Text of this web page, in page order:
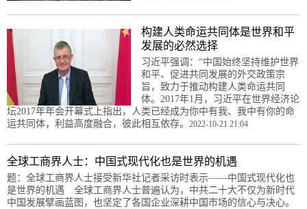
构建人类命运共同体是世界和平
发展的必然选择
习近平强调：“中国始终坚持维护世界
和平、促进共同发展的外交政策宗
旨，致力于推动构建人类命运共同
体。2017年1月，习近平在世界经济论
坛2017年年会开幕式上指出，人类已经成为你中有我、我中有你的命
运共同体，利益高度融合，彼此相互依存。 2022-10-21 21:04
全球工商界人士：中国式现代化也是世界的机遇
题：全球工商界人士接受新华社记者采访时表示——中国式现代化也
是世界的机遇 全球工商界人士普遍认为，中共二十大不仅为新时代
中国发展擘画蓝图，也坚定了各国企业深耕中国市场的信心与决心。